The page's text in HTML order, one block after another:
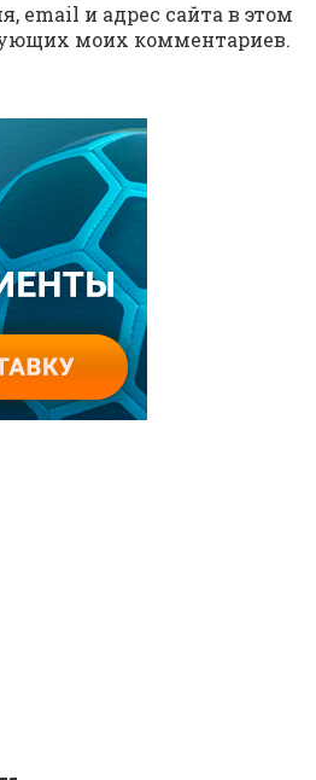
email и адрес сайта в этом
моих комментариев.